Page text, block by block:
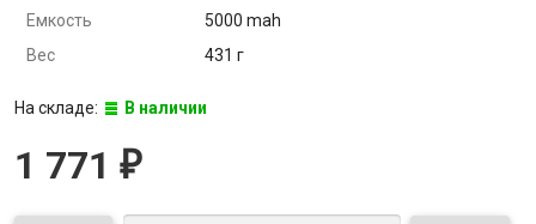
Емкость
5000 mah
Вес
431 г
На складе: В наличии
1 771 ₽